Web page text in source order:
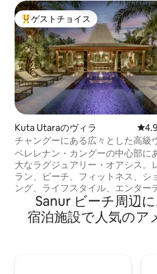
大好評のゲストチョイスです。
ゲストチョイス
Kuta Utaraのヴィラ レ
チャングーにある広々とした高級
での滞在（ビーチ＆エンターテイ
ト）
ペレレナン・カングーの中心部に
大なラグジュアリー・オアシス。
ラン、ビーチ、フィットネス、シ
ング、ライフスタイル、エンター
ントシーン。広大な900平方メー
ヴィラには素敵なプールがありま
インストリートまで簡単に歩けま
Sanur ビーチ周辺
宿⁠泊⁠施⁠設で人⁠気⁠のア⁠